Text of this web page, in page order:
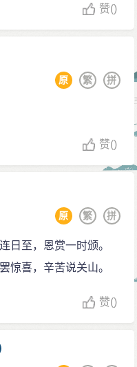
赞()
拼
繁
原
赞()
拼
繁
原
日至，恩赏一时颁。
惊喜，辛苦说关山。
赞()